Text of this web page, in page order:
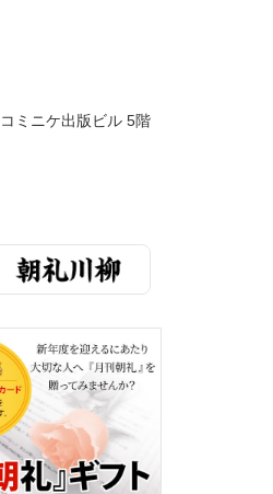
ミニケ出版ビル 5階